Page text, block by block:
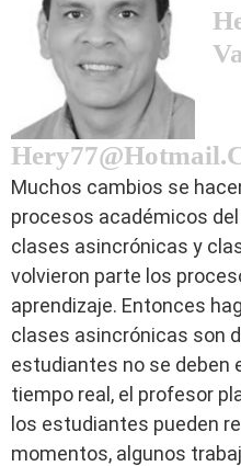
Muchos cambios se
procesos académicos
clases asincrónicas y
volvieron parte los
aprendizaje. Entonces
clases asincrónicas son
estudiantes no se deben
tiempo real, el profesor
los estudiantes pueden
momentos, algunos